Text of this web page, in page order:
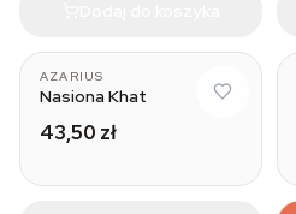
AZARIUS
Nasiona Khat
43,50 zł